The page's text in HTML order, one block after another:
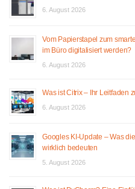
6. August 2026
Vom Papierstapel zum
im Büro digitalisiert werden?
6. August 2026
Was ist Citrix – Ihr Leitfaden
6. August 2026
Googles KI-Update – Was
wirklich bedeuten
5. August 2026